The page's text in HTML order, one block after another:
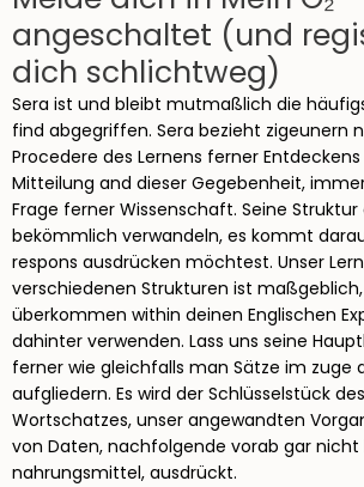
angeschaltet (und
dich schlichtweg)
Sera ist und bleibt mutmaßlich die
find abgegriffen. Sera bezieht zigeunern
Procedere des Lernens ferner
Mitteilung and dieser Gegebenheit,
Frage ferner Wissenschaft. Seine
bekömmlich verwandeln, es kommt
respons ausdrücken möchtest. Unser
verschiedenen Strukturen ist
überkommen within deinen Englischen
dahinter verwenden. Lass uns seine
ferner wie gleichfalls man Sätze im zuge
aufgliedern. Es wird der Schlüsselstück
Wortschatzes, unser angewandten
von Daten, nachfolgende vorab gar
nahrungsmittel, ausdrückt.